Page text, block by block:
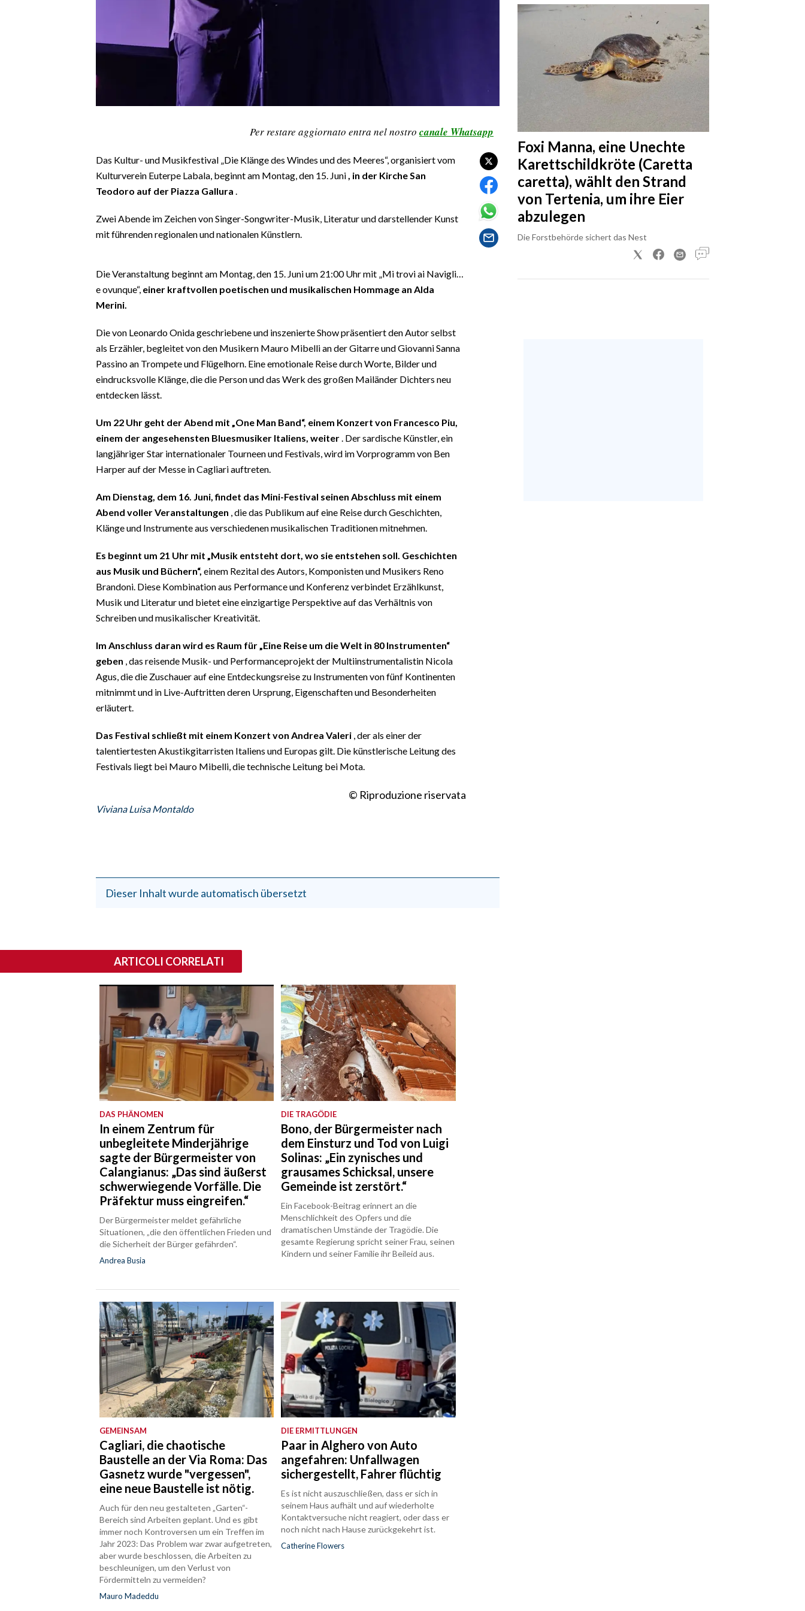
Per restare aggiornato entra nel nostro canale Whatsapp
Das Kultur- und Musikfestival „Die Klänge des Windes und des Meeres“, organisiert vom
Kulturverein Euterpe Labala, beginnt am Montag, den 15. Juni, in der Kirche San
Teodoro auf der Piazza Gallura .
Zwei Abende im Zeichen von Singer-Songwriter-Musik, Literatur und darstellender Kunst
mit führenden regionalen und nationalen Künstlern.
Die Veranstaltung beginnt am Montag, den 15. Juni um 21:00 Uhr mit „Mi trovi ai Navigli…
e ovunque“, einer kraftvollen poetischen und musikalischen Hommage an Alda
Merini.
Die von Leonardo Onida geschriebene und inszenierte Show präsentiert den Autor selbst
als Erzähler, begleitet von den Musikern Mauro Mibelli an der Gitarre und Giovanni Sanna
Passino an Trompete und Flügelhorn. Eine emotionale Reise durch Worte, Bilder und
eindrucksvolle Klänge, die die Person und das Werk des großen Mailänder Dichters neu
entdecken lässt.
Um 22 Uhr geht der Abend mit „One Man Band“, einem Konzert von Francesco Piu,
einem der angesehensten Bluesmusiker Italiens, weiter. Der sardische Künstler, ein
langjähriger Star internationaler Tourneen und Festivals, wird im Vorprogramm von Ben
Harper auf der Messe in Cagliari auftreten.
Am Dienstag, dem 16. Juni, findet das Mini-Festival seinen Abschluss mit einem
Abend voller Veranstaltungen , die das Publikum auf eine Reise durch Geschichten,
Klänge und Instrumente aus verschiedenen musikalischen Traditionen mitnehmen.
Es beginnt um 21 Uhr mit „Musik entsteht dort, wo sie entstehen soll. Geschichten
aus Musik und Büchern“, einem Rezital des Autors, Komponisten und Musikers Reno
Brandoni. Diese Kombination aus Performance und Konferenz verbindet Erzählkunst,
Musik und Literatur und bietet eine einzigartige Perspektive auf das Verhältnis von
Schreiben und musikalischer Kreativität.
Im Anschluss daran wird es Raum für „Eine Reise um die Welt in 80 Instrumenten“
geben , das reisende Musik- und Performanceprojekt der Multiinstrumentalistin Nicola
Agus, die die Zuschauer auf eine Entdeckungsreise zu Instrumenten von fünf Kontinenten
mitnimmt und in Live-Auftritten deren Ursprung, Eigenschaften und Besonderheiten
erläutert.
Das Festival schließt mit einem Konzert von Andrea Valeri , der als einer der
talentiertesten Akustikgitarristen Italiens und Europas gilt. Die künstlerische Leitung des
Festivals liegt bei Mauro Mibelli, die technische Leitung bei Mota.
© Riproduzione riservata
Viviana Luisa Montaldo
Dieser Inhalt wurde automatisch übersetzt
Foxi Manna, eine Unechte
Karettschildkröte (Caretta
caretta), wählt den Strand
von Tertenia, um ihre Eier
abzulegen
Die Forstbehörde sichert das Nest
ARTICOLI CORRELATI
DAS PHÄNOMEN
In einem Zentrum für
unbegleitete Minderjährige
sagte der Bürgermeister von
Calangianus: „Das sind äußerst
schwerwiegende Vorfälle. Die
Präfektur muss eingreifen.“
Der Bürgermeister meldet gefährliche
Situationen, „die den öffentlichen Frieden und
die Sicherheit der Bürger gefährden“.
Andrea Busia
DIE TRAGÖDIE
Bono, der Bürgermeister nach
dem Einsturz und Tod von Luigi
Solinas: „Ein zynisches und
grausames Schicksal, unsere
Gemeinde ist zerstört.“
Ein Facebook-Beitrag erinnert an die
Menschlichkeit des Opfers und die
dramatischen Umstände der Tragödie. Die
gesamte Regierung spricht seiner Frau, seinen
Kindern und seiner Familie ihr Beileid aus.
GEMEINSAM
Cagliari, die chaotische
Baustelle an der Via Roma: Das
Gasnetz wurde "vergessen",
eine neue Baustelle ist nötig.
Auch für den neu gestalteten „Garten“-
Bereich sind Arbeiten geplant. Und es gibt
immer noch Kontroversen um ein Treffen im
Jahr 2023: Das Problem war zwar aufgetreten,
aber wurde beschlossen, die Arbeiten zu
beschleunigen, um den Verlust von
Fördermitteln zu vermeiden?
Mauro Madeddu
DIE ERMITTLUNGEN
Paar in Alghero von Auto
angefahren: Unfallwagen
sichergestellt, Fahrer flüchtig
Es ist nicht auszuschließen, dass er sich in
seinem Haus aufhält und auf wiederholte
Kontaktversuche nicht reagiert, oder dass er
noch nicht nach Hause zurückgekehrt ist.
Catherine Flowers